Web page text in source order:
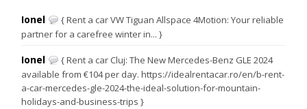
Ionel
{ Rent a car VW Tiguan Allspace 4Motion: Your reliable
partner for a carefree winter in... }
Ionel
{ Rent a car Cluj: The New Mercedes-Benz GLE 2024
available from €104 per day. https://idealrentacar.ro/en/b-rent-
a-car-mercedes-gle-2024-the-ideal-solution-for-mountain-
holidays-and-business-trips }